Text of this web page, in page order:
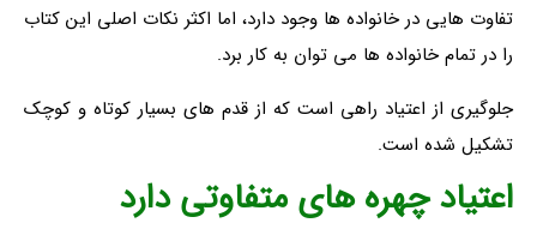
تفاوت هایی در خانواده ها وجود دارد، اما اکثر نکات اصلی این کتاب
را در تمام خانواده ها می توان به کار برد.
جلوگیری از اعتیاد راهی است که از قدم های بسیار کوتاه و کوچک
تشکیل شده است.
اعتیاد چهره های متفاوتی دارد